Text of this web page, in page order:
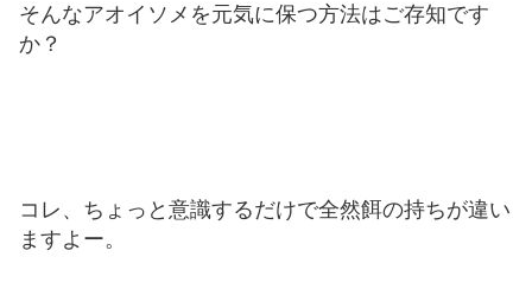
そんなアオイソメを元気に保つ方法はご存知です
か？
コレ、ちょっと意識するだけで全然餌の持ちが違い
ますよー。